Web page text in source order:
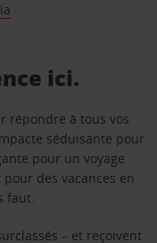
ici.
répondre à tous vos
séduisante pour
pour un voyage
pour des vacances en
faut.
– et reçoivent